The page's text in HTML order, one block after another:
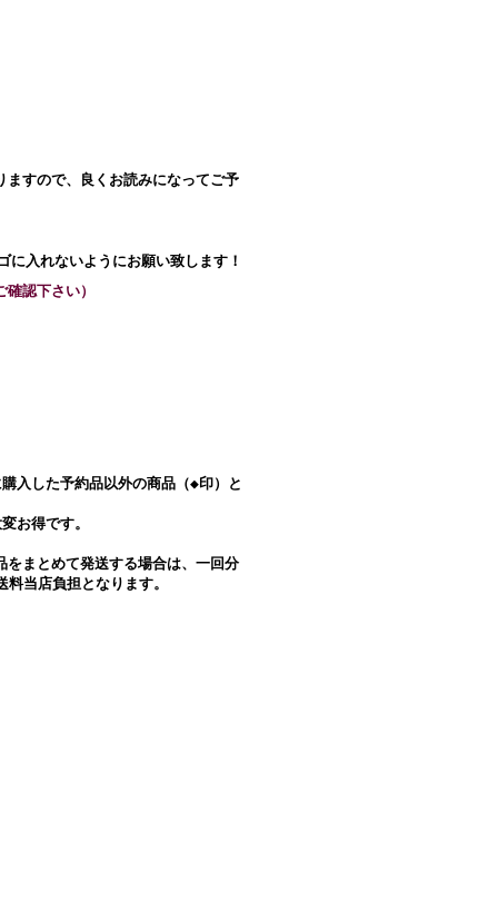
ますので、良くお読みになってご予
に入れないようにお願い致します！
確認下さい）
入した予約品以外の商品（◆印）と
お得です。
をまとめて発送する場合は、一回分
当店負担となります。